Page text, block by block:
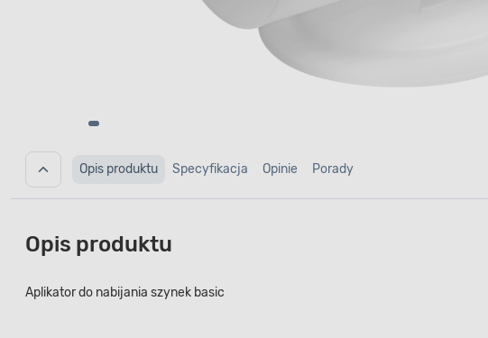
Opis produktu Specyfikacja Opinie Porady
Opis produktu
Aplikator do nabijania szynek basic